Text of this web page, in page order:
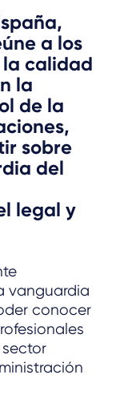
a los
la calidad
la
de la
sobre
del
legal y
vanguardia
conocer